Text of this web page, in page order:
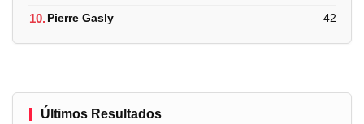
10.Pierre Gasly 42
Últimos Resultados